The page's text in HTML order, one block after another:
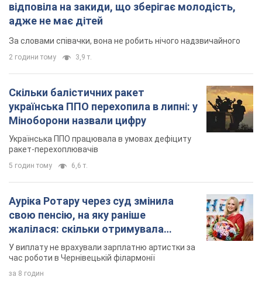
відповіла на закиди, що зберігає молодість,
адже не має дітей
За словами співачки, вона не робить нічого надзвичайного
2 години тому 3,9 т.
Скільки балістичних ракет
українська ППО перехопила в липні: у
Міноборони назвали цифру
Українська ППО працювала в умовах дефіциту
ракет-перехоплювачів
5 годин тому 6,6 т.
Ауріка Ротару через суд змінила
свою пенсію, на яку раніше
жалілася: скільки отримувала
співачка
У виплату не врахували зарплатню артистки за
час роботи в Чернівецькій філармонії
за 8 годин